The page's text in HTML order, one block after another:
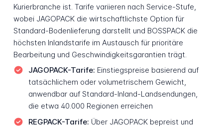
Kurierbranche ist. Tarife variieren nach Service-Stufe,
wobei JAGOPACK die wirtschaftlichste Option für
Standard-Bodenlieferung darstellt und BOSSPACK die
höchsten Inlandstarife im Austausch für prioritäre
Bearbeitung und Geschwindigkeitsgarantien trägt.
JAGOPACK-Tarife: Einstiegspreise basierend auf
tatsächlichem oder volumetrischem Gewicht,
anwendbar auf Standard-Inland-Landsendungen,
die etwa 40.000 Regionen erreichen
REGPACK-Tarife: Über JAGOPACK bepreist und